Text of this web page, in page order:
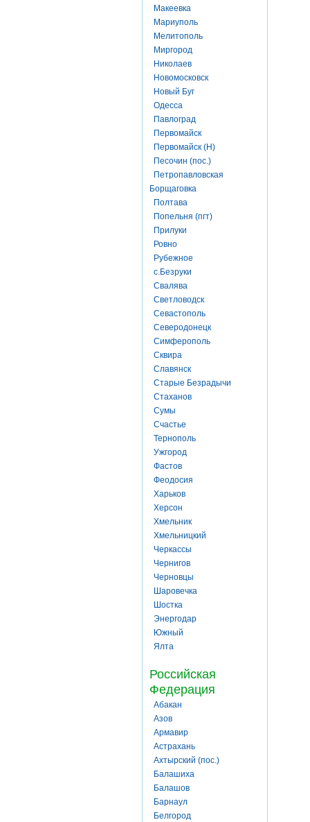
Макеевка
Мариуполь
Мелитополь
Миргород
Николаев
Новомосковск
Новый Буг
Одесса
Павлоград
Первомайск
Первомайск (Н)
Песочин (пос.)
Петропавловская
Борщаговка
Полтава
Попельня (пгт)
Прилуки
Ровно
Рубежное
с.Безруки
Свалява
Светловодск
Севастополь
Северодонецк
Симферополь
Сквира
Славянск
Старые Безрадычи
Стаханов
Сумы
Счастье
Тернополь
Ужгород
Фастов
Феодосия
Харьков
Херсон
Хмельник
Хмельницкий
Черкассы
Чернигов
Черновцы
Шаровечка
Шостка
Энергодар
Южный
Ялта
Российская
Федерация
Абакан
Азов
Армавир
Астрахань
Ахтырский (пос.)
Балашиха
Балашов
Барнаул
Белгород